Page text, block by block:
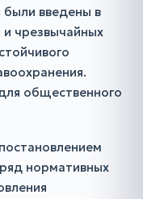
введены в
и чрезвычайных
общественного
нормативных